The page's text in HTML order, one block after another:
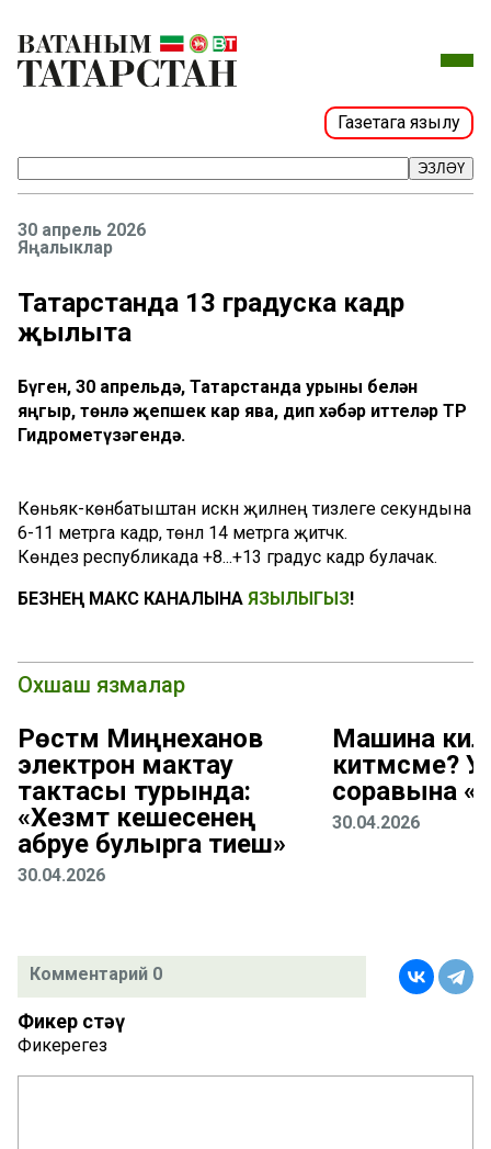
Газетага язылу
ЭЗЛӘҮ
30 апрель 2026
Яңалыклар
Татарстанда 13 градуска кадәр
җылыта
Бүген, 30 апрельдә, Татарстанда урыны белән
яңгыр, төнлә җепшек кар ява, дип хәбәр иттеләр ТР
Гидрометүзәгендә.
Көньяк-көнбатыштан искән җилнең тизлеге секундына
6-11 метрга кадәр, төнлә 14 метрга җитәчәк.
Көндез республикада +8...+13 градус кадәр булачак.
БЕЗНЕҢ МАКС КАНАЛЫНА ЯЗЫЛЫГЫЗ!
Охшаш язмалар
Рөстәм Миңнеханов
электрон мактау
тактасы турында:
«Хезмәт кешесенең
абруе булырга тиеш»
30.04.2026
Машина
китмәсме?
соравына
30.04.2026
Комментарий 0
Фикер өстәү
Фикерегез